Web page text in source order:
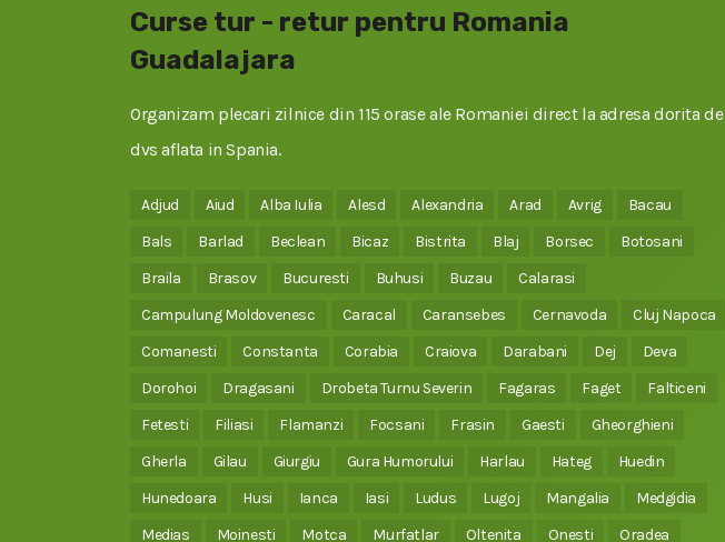
Curse tur - retur pentru Romania
Guadalajara
Organizam plecari zilnice din 115 orase ale Romaniei direct la adresa dorita de
dvs aflata in Spania.
Adjud Aiud Alba Iulia Alesd Alexandria Arad Avrig
Bacau
Bals
Barlad Beclean Bicaz Bistrita Blaj Borsec
Botosani
Braila
Brasov Bucuresti Buhusi Buzau
Calarasi
Campulung Moldovenesc
Caracal Caransebes Cernavoda
Cluj Napoca
Comanesti
Constanta Corabia Craiova Darabani Dej
Deva
Dorohoi
Dragasani Drobeta Turnu Severin Fagaras Faget
Falticeni
Fetesti
Filiasi Flamanzi Focsani Frasin Gaesti
Gheorghieni
Gherla
Gilau Giurgiu Gura Humorului Harlau Hateg
Huedin
Hunedoara
Husi Ianca Iasi Ludus Lugoj Mangalia
Medgidia
Medias
Moinesti Motca Murfatlar Oltenita Onesti Oradea